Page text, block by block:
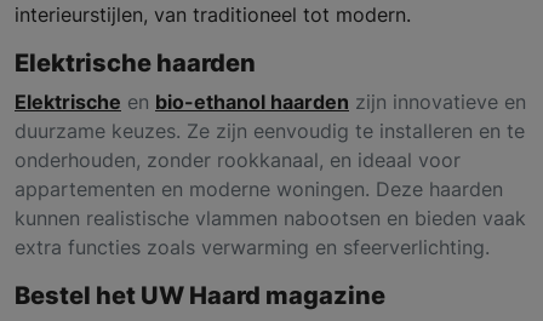
interieurstijlen, van traditioneel tot modern.
Elektrische haarden
Elektrische en bio-ethanol haarden zijn innovatieve en
duurzame keuzes. Ze zijn eenvoudig te installeren en te
onderhouden, zonder rookkanaal, en ideaal voor
appartementen en moderne woningen. Deze haarden
kunnen realistische vlammen nabootsen en bieden vaak
extra functies zoals verwarming en sfeerverlichting.
Bestel het UW Haard magazine